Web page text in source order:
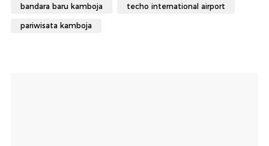
bandara baru kamboja techo international airport
pariwisata kamboja